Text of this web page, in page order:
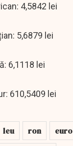
4,5842 lei
5,6879 lei
6,1118 lei
610,5409 lei
leu ron euro